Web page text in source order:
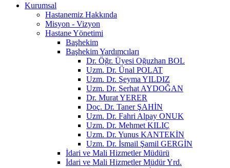
Kurumsal
Hastanemiz Hakkında
Misyon - Vizyon
Hastane Yönetimi
Başhekim
Başhekim Yardımcıları
Dr. Öğr. Üyesi Oğuzhan BOL
Uzm. Dr. Ünal POLAT
Uzm. Dr. Şeyma YILDIZ
Uzm. Dr. Serhat AYDOĞAN
Dr. Murat YERER
Doç. Dr. Taner ŞAHİN
Uzm. Dr. Fahri Alpay ONUK
Uzm. Dr. Mehmet KILIÇ
Uzm. Dr. Yunus KANTEKİN
Uzm. Dr. İsmail Şamil GERGİN
İdari ve Mali Hizmetler Müdürü
İdari ve Mali Hizmetler Müdür Yrd.